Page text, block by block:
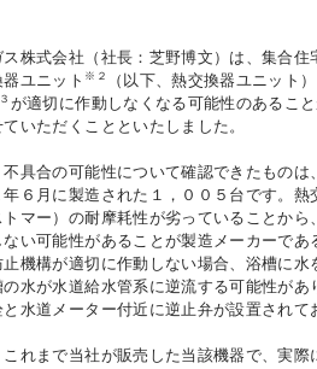
株式会社（社長：芝野博文）は、集合
ユニット ※２
（以下、熱交換器ユニット
が適切に作動しなくなる可能性のあるこ
いただくことといたしました。
具合の可能性について確認できたもの
年６月に製造された１，００５台です。
トマー）の耐摩耗性が劣っていることか
ない可能性があることが製造メーカーで
機構が適切に作動しない場合、浴槽に
の水が水道給水管系に逆流する可能性が
と水道メーター付近に逆止弁が設置され
れまで当社が販売した当該機器で、実